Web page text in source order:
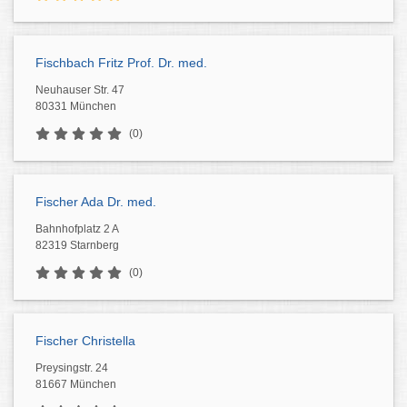
Fischbach Fritz Prof. Dr. med.
Neuhauser Str. 47
80331 München
(0)
Fischer Ada Dr. med.
Bahnhofplatz 2 A
82319 Starnberg
(0)
Fischer Christella
Preysingstr. 24
81667 München